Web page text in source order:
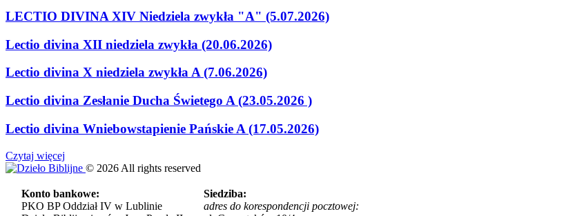
LECTIO DIVINA XIV Niedziela zwykła "A" (5.07.2026)
Lectio divina XII niedziela zwykła (20.06.2026)
Lectio divina X niedziela zwykła A (7.06.2026)
Lectio divina Zesłanie Ducha Świetego A (23.05.2026 )
Lectio divina Wniebowstapienie Pańskie A (17.05.2026)
Czytaj więcej
© 2026 All rights reserved
Konto bankowe:
PKO BP Oddział IV w Lublinie
Siedziba:
adres do korespondencji pocztowej: